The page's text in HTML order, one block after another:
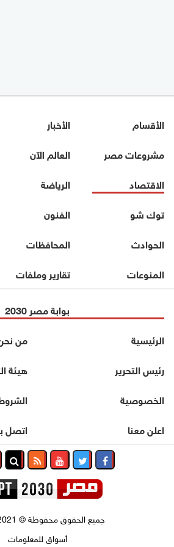
الأقسام
الأخبار
مشروعات مصر
العالم الآن
الاقتصاد
الرياضة
توك شو
الفنون
الحوادث
المحافظات
المنوعات
تقارير وملفات
بوابة مصر 2030
الرئيسية
من
رئيس التحرير
هيئة
الخصوصية
اعلن معنا
اتصل
جميع الحقوق محفوظة©
أسواق للمعلومات